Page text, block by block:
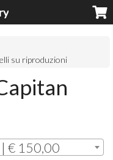
su riproduzioni
| € 150,00